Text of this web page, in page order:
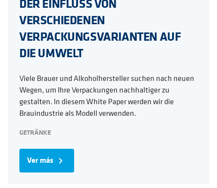
VERSCHIEDENEN
VERPACKUNGSVARIANTEN AUF
DIE UMWELT
Viele Brauer und Alkoholhersteller suchen nach neuen
Wegen, um Ihre Verpackungen nachhaltiger zu
gestalten. In diesem White Paper werden wir die
Brauindustrie als Modell verwenden.
GETRÄNKE
Ver más navigate_next